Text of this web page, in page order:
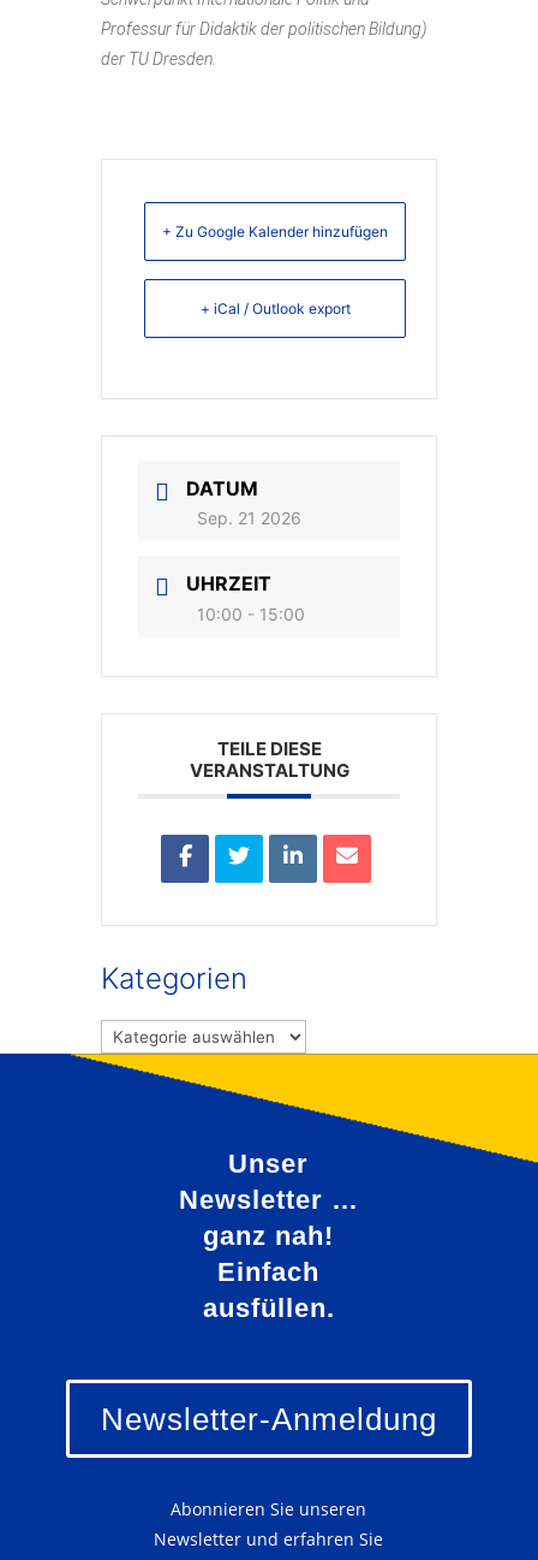
Professur für Didaktik der politischen Bildung)
der TU Dresden.
+ Zu Google Kalender hinzufügen
+ iCal / Outlook export
DATUM
Sep. 21 2026
UHRZEIT
10:00 - 15:00
TEILE DIESE
VERANSTALTUNG
Kategorien
Kategorien
Unser
Newsletter …
ganz nah!
Einfach
ausfüllen.
Newsletter-Anmeldung
Abonnieren Sie unseren
Newsletter und erfahren Sie